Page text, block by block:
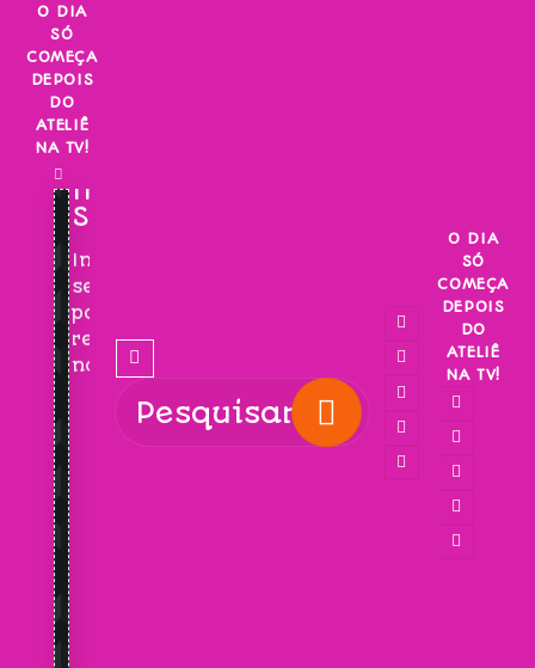
Skip
content
O DIA
SÓ
COMEÇA
DEPOIS
DO
ATELIÊ
NA TV!
INSCREVA-
SE!
Inscreva-
se
para
receber
novidades!
O DIA
SÓ
COMEÇA
DEPOIS
DO
ATELIÊ
NA TV!